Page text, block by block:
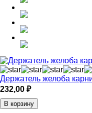
Держатель желоба
232,00 ₽
В корзину